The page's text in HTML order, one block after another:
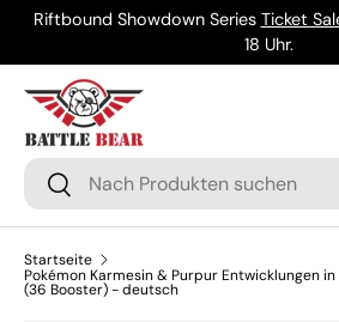
Riftbound Showdown Series Ticket
18 Uhr.
Suchen
Suchen
Startseite
Pokémon Karmesin & Purpur Entwicklungen
(36 Booster) - deutsch